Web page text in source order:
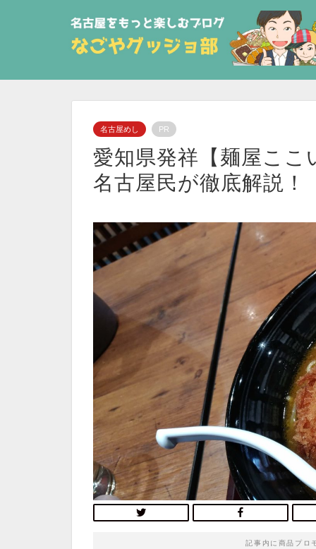
名古屋めし PR
愛知県発祥【麺屋こ
名古屋民が徹底解説！
記事内に商品プロ